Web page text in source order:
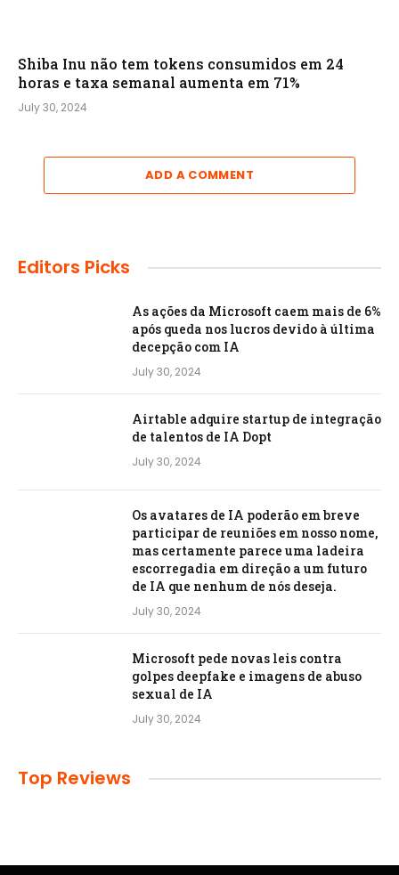
Shiba Inu não tem tokens consumidos em 24
horas e taxa semanal aumenta em 71%
July 30, 2024
ADD A COMMENT
Editors Picks
As ações da Microsoft caem mais de 6%
após queda nos lucros devido à última
decepção com IA
July 30, 2024
Airtable adquire startup de integração
de talentos de IA Dopt
July 30, 2024
Os avatares de IA poderão em breve
participar de reuniões em nosso nome,
mas certamente parece uma ladeira
escorregadia em direção a um futuro
de IA que nenhum de nós deseja.
July 30, 2024
Microsoft pede novas leis contra
golpes deepfake e imagens de abuso
sexual de IA
July 30, 2024
Top Reviews